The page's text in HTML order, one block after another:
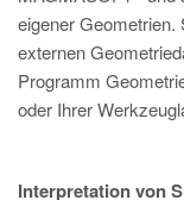
EN
TR
MAGMA China
ZH
eigener Geometrien.
externen
Programm
oder Ihrer
Interpretation von